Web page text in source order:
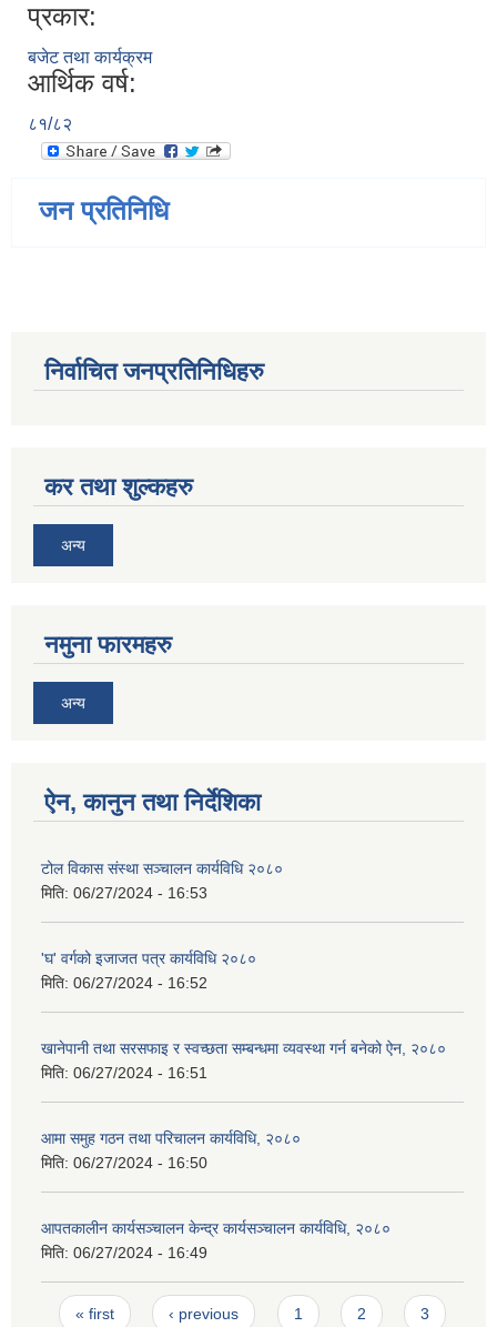
प्रकार:
बजेट तथा कार्यक्रम
आर्थिक वर्ष:
८१/८२
जन प्रतिनिधि
निर्वाचित जनप्रतिनिधिहरु
कर तथा शुल्कहरु
अन्य
नमुना फारमहरु
अन्य
ऐन, कानुन तथा निर्देशिका
टोल विकास संस्था सञ्चालन कार्यविधि २०८०
मिति: 06/27/2024 - 16:53
'घ' वर्गको इजाजत पत्र कार्यविधि २०८०
मिति: 06/27/2024 - 16:52
खानेपानी तथा सरसफाइ र स्वच्छता सम्बन्धमा व्यवस्था गर्न बनेको ऐन, २०८०
मिति: 06/27/2024 - 16:51
आमा समुह गठन तथा परिचालन कार्यविधि, २०८०
मिति: 06/27/2024 - 16:50
आपतकालीन कार्यसञ्चालन केन्द्र कार्यसञ्चालन कार्यविधि, २०८०
मिति: 06/27/2024 - 16:49
Pages
« first ‹ previous 1 2 3